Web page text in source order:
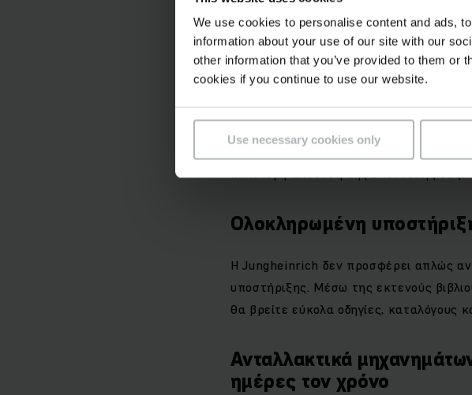
We use cookies to personalise content and ads,
information about your use of our site with our
other information that you’ve provided to them or
cookies if you continue to use our website.
Use necessary cookies only
ζωής
Τα γνήσια ανταλλακτικά
μακροπρόθεσμη αξία. Είναι
αντέχουν σε απαιτητικές συνθήκες
μηχανημάτων. Αυτό μπορείτε να το
καλύτερη απόδοση της επένδυσής σας.
Ολοκληρωμένη
H Jungheinrich δεν προσφέρει απλώς
υποστήριξης. Μέσω της εκτενούς
θα βρείτε εύκολα οδηγίες, καταλόγους
Ανταλλακτικά
ημέρες τον χρόνο